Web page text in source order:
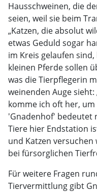
Hausschweinen, die
seien, weil sie beim
„Katzen, die absolut
etwas Geduld sogar
im Kreis gelaufen
kleinen Pferde sollen
was die Tierpflegerin
weinenden Auge
komme ich oft her,
'Gnadenhof' bedeutet
Tiere hier Endstation
und Katzen
bei fürsorglichen
Für weitere Fragen
Tiervermittlung gibt